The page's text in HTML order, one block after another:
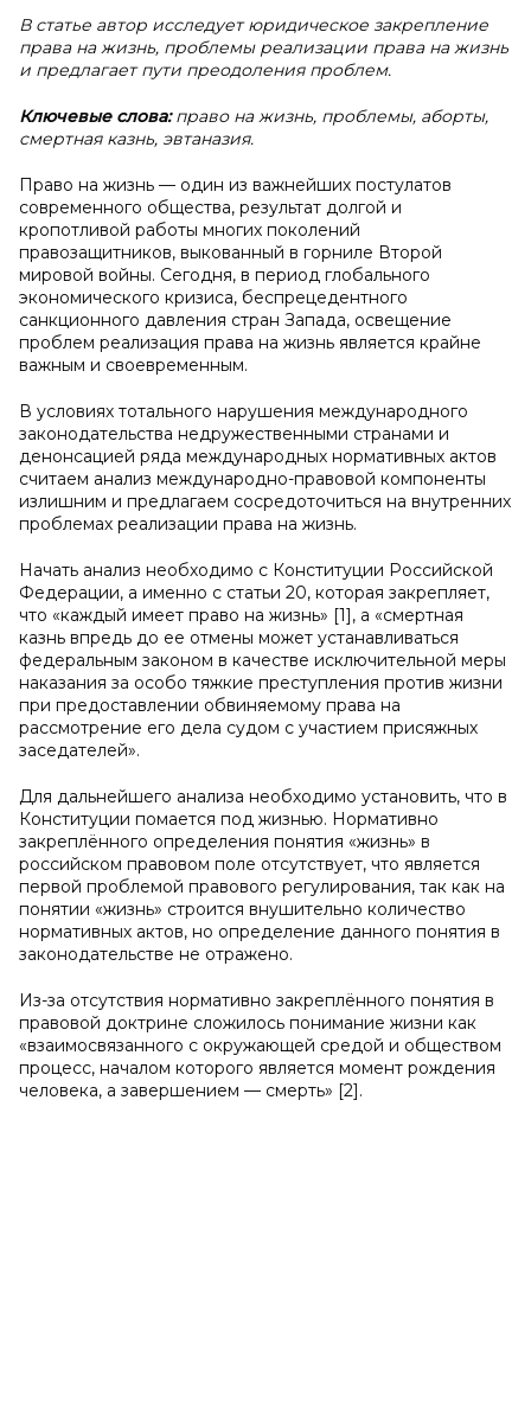
В статье автор исследует юридическое закрепление
права на жизнь, проблемы реализации права на жизнь
и предлагает пути преодоления проблем.
Ключевые слова:право на жизнь, проблемы, аборты,
смертная казнь, эвтаназия.
Право на жизнь — один из важнейших постулатов
современного общества, результат долгой и
кропотливой работы многих поколений
правозащитников, выкованный в горниле Второй
мировой войны. Сегодня, в период глобального
экономического кризиса, беспрецедентного
санкционного давления стран Запада, освещение
проблем реализация права на жизнь является крайне
важным и своевременным.
В условиях тотального нарушения международного
законодательства недружественными странами и
денонсацией ряда международных нормативных актов
считаем анализ международно-правовой компоненты
излишним и предлагаем сосредоточиться на внутренних
проблемах реализации права на жизнь.
Начать анализ необходимо с Конституции Российской
Федерации, а именно с статьи 20, которая закрепляет,
что «каждый имеет право на жизнь» [1], а «смертная
казнь впредь до ее отмены может устанавливаться
федеральным законом в качестве исключительной меры
наказания за особо тяжкие преступления против жизни
при предоставлении обвиняемому права на
рассмотрение его дела судом с участием присяжных
заседателей».
Для дальнейшего анализа необходимо установить, что в
Конституции помается под жизнью. Нормативно
закреплённого определения понятия «жизнь» в
российском правовом поле отсутствует, что является
первой проблемой правового регулирования, так как на
понятии «жизнь» строится внушительно количество
нормативных актов, но определение данного понятия в
законодательстве не отражено.
Из-за отсутствия нормативно закреплённого понятия в
правовой доктрине сложилось понимание жизни как
«взаимосвязанного с окружающей средой и обществом
процесс, началом которого является момент рождения
человека, а завершением — смерть» [2].